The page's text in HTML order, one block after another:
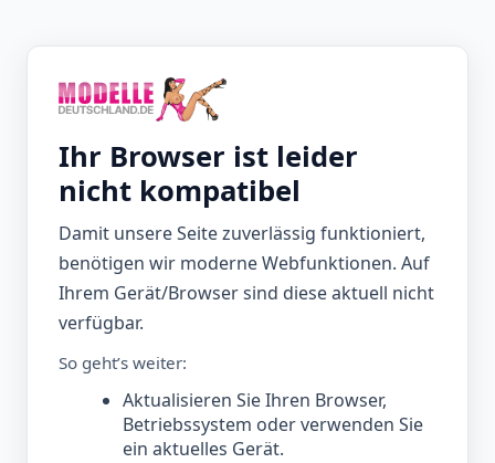
Ihr Browser ist leider
nicht kompatibel
Damit unsere Seite zuverlässig funktioniert,
benötigen wir moderne Webfunktionen. Auf
Ihrem Gerät/Browser sind diese aktuell nicht
verfügbar.
So geht’s weiter:
Aktualisieren Sie Ihren Browser,
Betriebssystem oder verwenden Sie
ein aktuelles Gerät.